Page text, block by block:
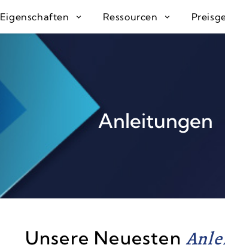
Eigenschaften Ressourcen
Anleitungen
Unsere Neuesten